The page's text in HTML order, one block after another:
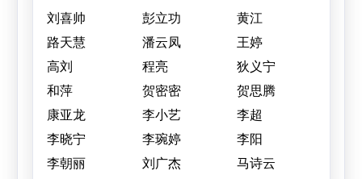
刘喜帅 彭立功
黄江
路天慧
潘云凤
王婷
高刘
程亮
狄义宁
和萍
贺密密
贺思腾
康亚龙
李小艺
李超
李晓宁
李琬婷
李阳
李朝丽
刘广杰
马诗云